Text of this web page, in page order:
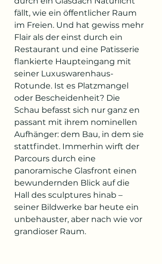
fällt, wie ein öffentlicher Raum
im Freien. Und hat gewiss mehr
Flair als der einst durch ein
Restaurant und eine Patisserie
flankierte Haupteingang mit
seiner Luxuswarenhaus-
Rotunde. Ist es Platzmangel
oder Bescheidenheit? Die
Schau befasst sich nur ganz en
passant mit ihrem nominellen
Aufhänger: dem Bau, in dem sie
stattfindet. Immerhin wirft der
Parcours durch eine
panoramische Glasfront einen
bewundernden Blick auf die
Hall des sculptures hinab –
seiner Bildwerke bar heute ein
unbehauster, aber nach wie vor
grandioser Raum.